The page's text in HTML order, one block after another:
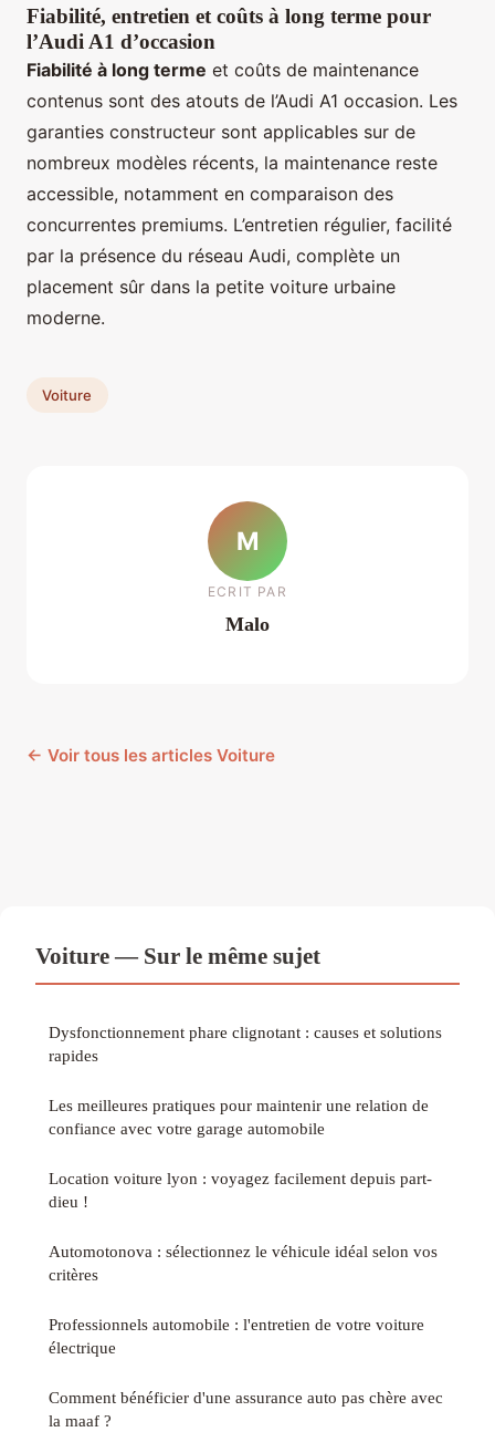
Fiabilité, entretien et coûts à long terme pour
l’Audi A1 d’occasion
Fiabilité à long terme et coûts de maintenance
contenus sont des atouts de l’Audi A1 occasion. Les
garanties constructeur sont applicables sur de
nombreux modèles récents, la maintenance reste
accessible, notamment en comparaison des
concurrentes premiums. L’entretien régulier, facilité
par la présence du réseau Audi, complète un
placement sûr dans la petite voiture urbaine
moderne.
Voiture
M
ECRIT PAR
Malo
← Voir tous les articles Voiture
Voiture — Sur le même sujet
Dysfonctionnement phare clignotant : causes et solutions
rapides
Les meilleures pratiques pour maintenir une relation de
confiance avec votre garage automobile
Location voiture lyon : voyagez facilement depuis part-
dieu !
Automotonova : sélectionnez le véhicule idéal selon vos
critères
Professionnels automobile : l'entretien de votre voiture
électrique
Comment bénéficier d'une assurance auto pas chère avec
la maaf ?